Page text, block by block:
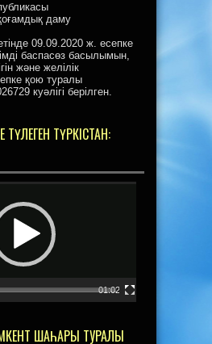
даму
09.09.2020 ж. есепке
баспасөз басылымын,
және желілік
қою туралы
куәлігі берілген.
ТҮЛЕГЕН ТҮРКІСТАН:
01:02
ШАҺАРЫ ТУРАЛЫ